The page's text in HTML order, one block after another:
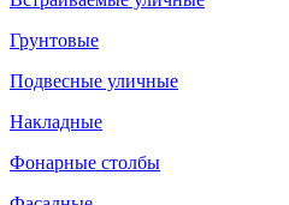
Грунтовые
Подвесные уличные
Накладные
Фонарные столбы